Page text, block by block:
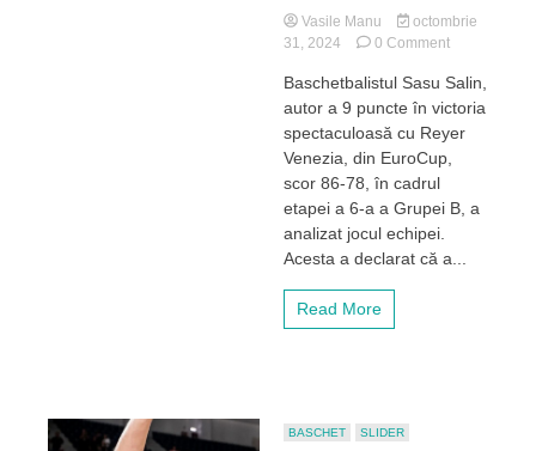
Vasile Manu
octombrie
31, 2024
0 Commenton
Salin,
după
victoria
U-
Cluj-
„A
Baschetbalistul Sasu Salin,
autor a 9 puncte în victoria
spectaculoasă cu Reyer
Venezia, din EuroCup,
scor 86-78, în cadrul
etapei a 6-a a Grupei B, a
analizat jocul echipei.
Acesta a declarat că a...
Read More
BASCHET SLIDER